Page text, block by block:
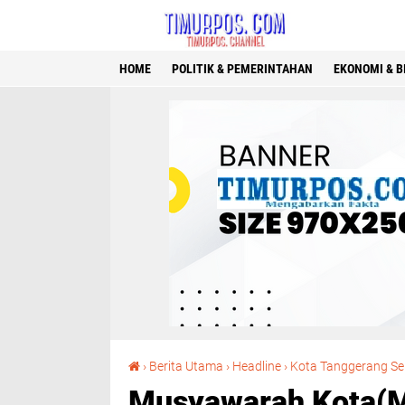
HOME POLITIK & PEMERINTAHAN EKONOMI &
› Berita Utama › Headline › Kota Tanggerang